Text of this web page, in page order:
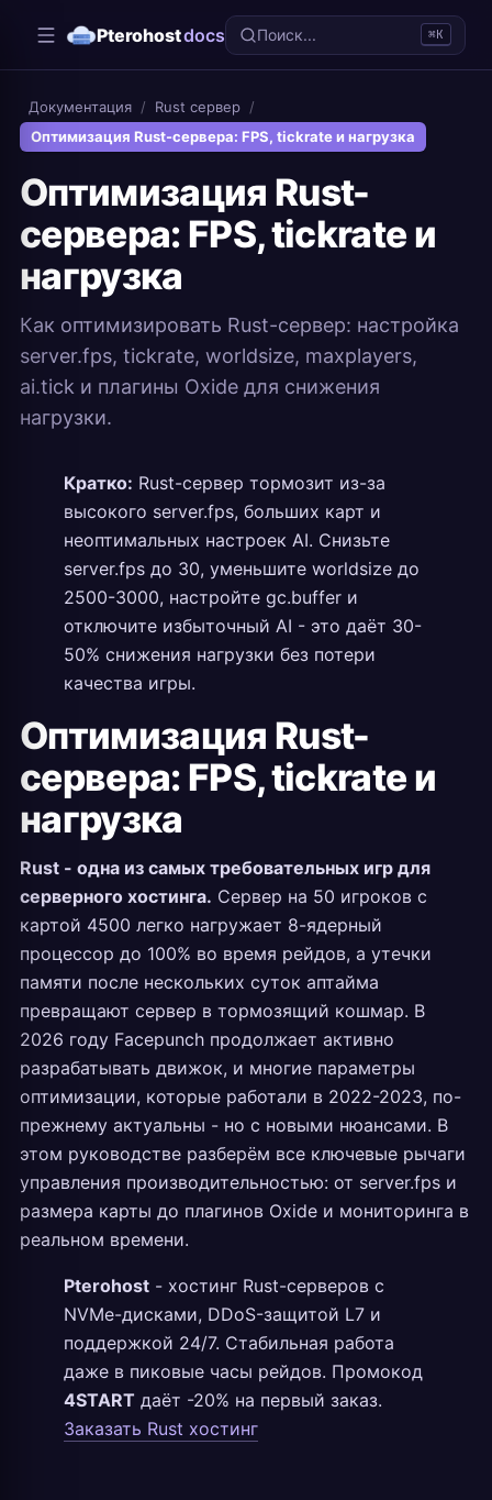
Pterohostdocs Поиск... ⌘K
Документация / Rust сервер /
Оптимизация Rust-сервера: FPS, tickrate и нагрузка
Оптимизация Rust-
сервера: FPS, tickrate и
нагрузка
Как оптимизировать Rust-сервер: настройка
server.fps, tickrate, worldsize, maxplayers,
ai.tick и плагины Oxide для снижения
нагрузки.
Кратко: Rust-сервер тормозит из-за
высокого server.fps, больших карт и
неоптимальных настроек AI. Снизьте
server.fps до 30, уменьшите worldsize до
2500-3000, настройте gc.buffer и
отключите избыточный AI - это даёт 30-
50% снижения нагрузки без потери
качества игры.
Оптимизация Rust-
сервера: FPS, tickrate и
нагрузка
Rust - одна из самых требовательных игр для
серверного хостинга. Сервер на 50 игроков с
картой 4500 легко нагружает 8-ядерный
процессор до 100% во время рейдов, а утечки
памяти после нескольких суток аптайма
превращают сервер в тормозящий кошмар. В
2026 году Facepunch продолжает активно
разрабатывать движок, и многие параметры
оптимизации, которые работали в 2022-2023, по-
прежнему актуальны - но с новыми нюансами. В
этом руководстве разберём все ключевые рычаги
управления производительностью: от server.fps и
размера карты до плагинов Oxide и мониторинга в
реальном времени.
Pterohost - хостинг Rust-серверов с
NVMe-дисками, DDoS-защитой L7 и
поддержкой 24/7. Стабильная работа
даже в пиковые часы рейдов. Промокод
4START даёт -20% на первый заказ.
Заказать Rust хостинг